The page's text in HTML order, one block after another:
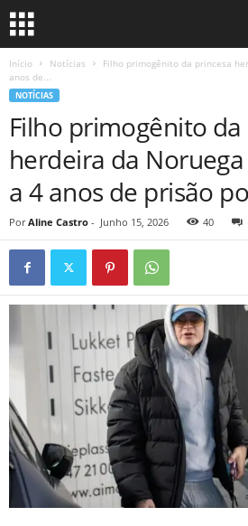
Início Notícias
Filho primogênito da princesa
anos de...
NOTÍCIAS
Filho primogênito da
herdeira da
a 4 anos de prisão
Por Aline Castro - Junho 15, 2026 40